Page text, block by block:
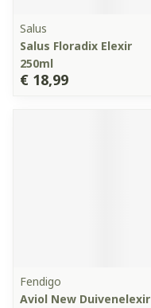
Salus
Salus Floradix Elexir
250ml
€ 18,99
Fendigo
Aviol New Duivenelexir